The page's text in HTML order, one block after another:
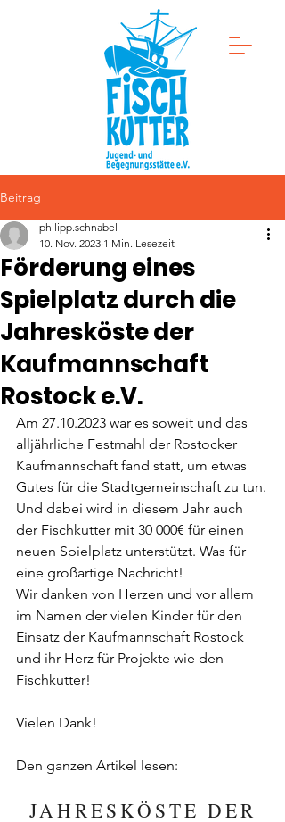
Beitrag
Förderung eines
Spielplatz durch die
Jahresköste der
Kaufmannschaft
Rostock e.V.
philipp.schnabel
10. Nov. 2023 1 Min. Lesezeit
Am 27.10.2023 war es soweit und das
alljährliche Festmahl der Rostocker
Kaufmannschaft fand statt, um etwas
Gutes für die Stadtgemeinschaft zu tun.
Und dabei wird in diesem Jahr auch
der Fischkutter mit 30 000€ für einen
neuen Spielplatz unterstützt. Was für
eine großartige Nachricht!
Wir danken von Herzen und vor allem
im Namen der vielen Kinder für den
Einsatz der Kaufmannschaft Rostock
und ihr Herz für Projekte wie den
Fischkutter!
Vielen Dank!
Den ganzen Artikel lesen: